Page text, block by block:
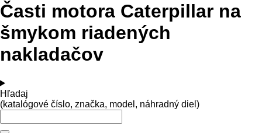
Časti motora Caterpillar na
šmykom riadených
nakladačov
Hľadaj
(katalógové číslo, značka, model, náhradný diel)